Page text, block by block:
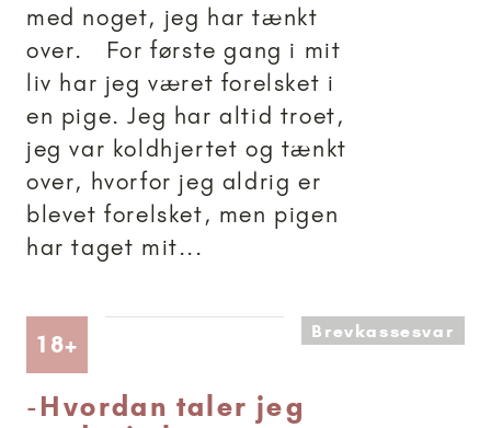
med noget, jeg har tænkt
over. For første gang i mit
liv har jeg været forelsket i
en pige. Jeg har altid troet,
jeg var koldhjertet og tænkt
over, hvorfor jeg aldrig er
blevet forelsket, men pigen
har taget mit...
18+ Artikler anbefalet til 18+Brevkassesvar
-Hvordan taler jeg